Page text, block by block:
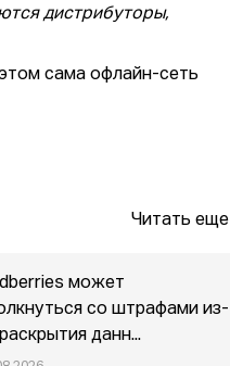
дистрибуторы,
сама офлайн-сеть
Читать еще
может
со штрафами из-
данн...